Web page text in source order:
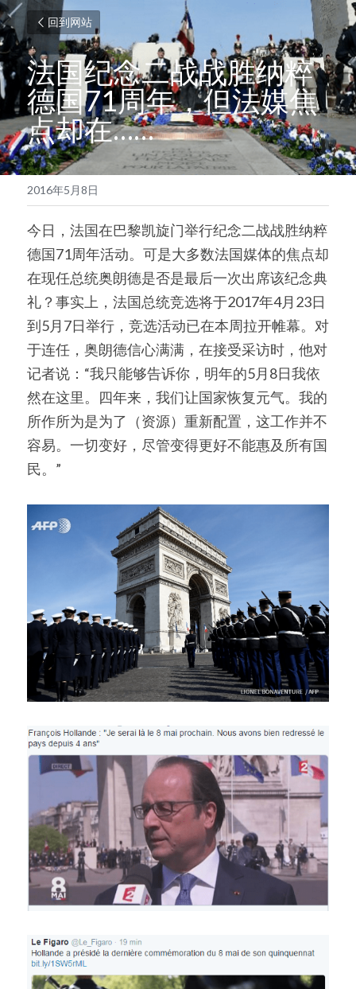
回到网站
法国纪念二战战胜纳粹
德国71周年，但法媒焦
点却在……
2016年5月8日
今日，法国在巴黎凯旋门举行纪念二战战胜纳粹
德国71周年活动。可是大多数法国媒体的焦点却
在现任总统奥朗德是否是最后一次出席该纪念典
礼？事实上，法国总统竞选将于2017年4月23日
到5月7日举行，竞选活动已在本周拉开帷幕。对
于连任，奥朗德信心满满，在接受采访时，他对
记者说：“我只能够告诉你，明年的5月8日我依
然在这里。四年来，我们让国家恢复元气。我的
所作所为是为了（资源）重新配置，这工作并不
容易。一切变好，尽管变得更好不能惠及所有国
民。”